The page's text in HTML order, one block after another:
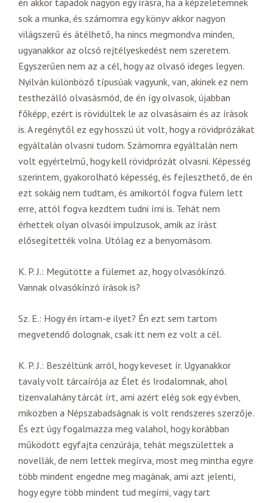
én akkor tapadok nagyon egy írásra, ha a képzeletemnek
sok a munka, és számomra egy könyv akkor nagyon
világszerű és átélhető, ha nincs megmondva minden,
ugyanakkor az olcsó rejtélyeskedést nem szeretem.
Egyszerűen nem az a cél, hogy az olvasó ideges legyen.
Nyilván különböző típusúak vagyunk, van, akinek ez nem
testhezálló olvasásmód, de én így olvasok, újabban
főképp, ezért is rövidültek le az olvasásaim és az írások
is. A regénytől ez egy hosszú út volt, hogy a rövidprózákat
egyáltalán olvasni tudom. Számomra egyáltalán nem
volt egyértelmű, hogy kell rövidprózát olvasni. Képesség
szerintem, gyakorolható képesség, és fejleszthető, de én
ezt sokáig nem tudtam, és amikortól fogva fülem lett
erre, attól fogva kezdtem tudni írni is. Tehát nem
érhettek olyan olvasói impulzusok, amik az írást
elősegítették volna. Utólag ez a benyomásom.
K. P. J.: Megütötte a fülemet az, hogy olvasókínzó.
Vannak olvasókínzó írások is?
Sz. E.: Hogy én írtam-e ilyet? Én ezt sem tartom
megvetendő dolognak, csak itt nem ez volt a cél.
K. P. J.: Beszéltünk arról, hogy keveset ír. Ugyanakkor
tavaly volt tárcaírója az Élet és Irodalomnak, ahol
tizenvalahány tárcát írt, ami azért elég sok egy évben,
miközben a Népszabadságnak is volt rendszeres szerzője.
És ezt úgy fogalmazza meg valahol, hogy korábban
működött egyfajta cenzúrája, tehát megszülettek a
novellák, de nem lettek megírva, most meg mintha egyre
több mindent engedne meg magának, ami azt jelenti,
hogy egyre több mindent tud megírni, vagy tart